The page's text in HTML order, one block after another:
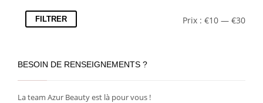
FILTRER Prix : €10 — €30
BESOIN DE RENSEIGNEMENTS ?
La team Azur Beauty est là pour vous !